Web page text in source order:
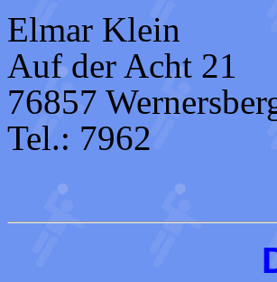
Elmar Klein
Auf der Acht 21
76857
Tel.: 7962